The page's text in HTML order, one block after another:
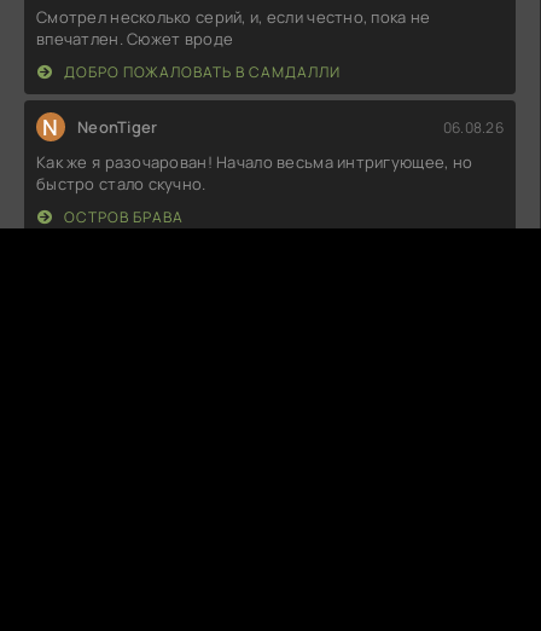
Смотрел несколько серий, и, если честно, пока не
впечатлен. Сюжет вроде
ДОБРО ПОЖАЛОВАТЬ В САМДАЛЛИ
N NeonTiger 06.08.26
Как же я разочарован! Начало весьма интригующее, но
быстро стало скучно.
ОСТРОВ БРАВА